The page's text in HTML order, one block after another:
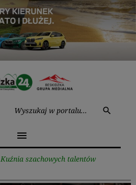
search
menu
Kuźnia szachowych talentów